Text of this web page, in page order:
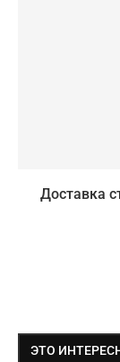
Доставка
ЭТО